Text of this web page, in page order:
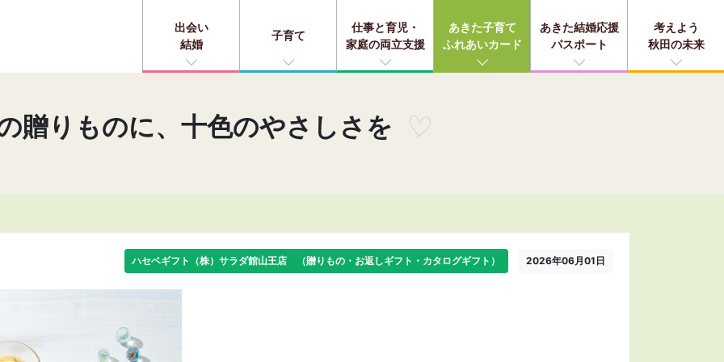
出会い
結婚
子育て
仕事と育児・
家庭の両立支援
あきた子育て
ふれあいカード
あきた結婚応援
パスポート
考えよう
秋田の未来
贈りものに、十色のやさしさを
ハセベギフト（株）サラダ館山王店 （贈りもの・お返しギフト・カタログギフト） 2026年06月01日